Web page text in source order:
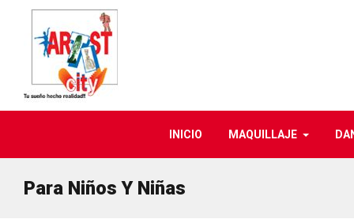
INICIO MAQUILLAJE
Para Niños Y Niñas